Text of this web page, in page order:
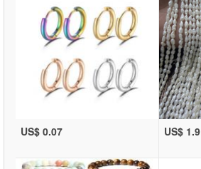
US$ 0.07 US$ 1.9